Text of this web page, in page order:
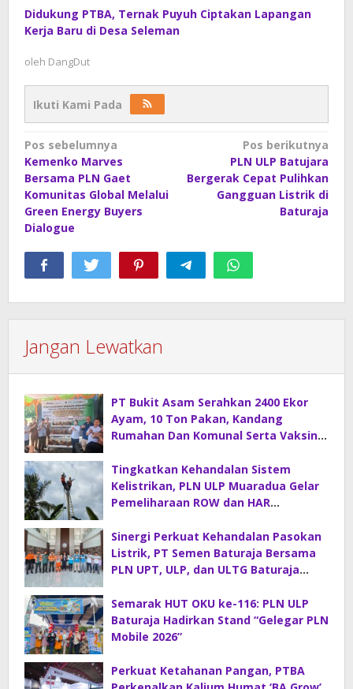
Didukung PTBA, Ternak Puyuh Ciptakan Lapangan
Kerja Baru di Desa Seleman
oleh DangDut
Ikuti Kami Pada
Navigasi
pos
Pos sebelumnya
Kemenko Marves
Bersama PLN Gaet
Komunitas Global Melalui
Green Energy Buyers
Dialogue
Pos berikutnya
PLN ULP Batujara
Bergerak Cepat Pulihkan
Gangguan Listrik di
Baturaja
Jangan Lewatkan
PT Bukit Asam Serahkan 2400 Ekor
Ayam, 10 Ton Pakan, Kandang
Rumahan Dan Komunal Serta Vaksin
Tingkatkan Kehandalan Sistem
Kelistrikan, PLN ULP Muaradua Gelar
Pemeliharaan ROW dan HAR
Sinergi Perkuat Kehandalan Pasokan
Listrik, PT Semen Baturaja Bersama
PLN UPT, ULP, dan ULTG Baturaja
Semarak HUT OKU ke-116: PLN ULP
Baturaja Hadirkan Stand “Gelegar PLN
Mobile 2026”
Perkuat Ketahanan Pangan, PTBA